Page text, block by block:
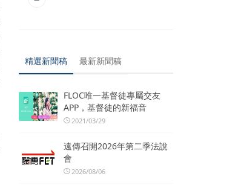
精選新聞稿 最新新聞稿
FLOC唯一基督徒專屬交友
APP，基督徒的新福音
2021/03/29
遠傳召開2026年第二季法說
會
2026/08/06